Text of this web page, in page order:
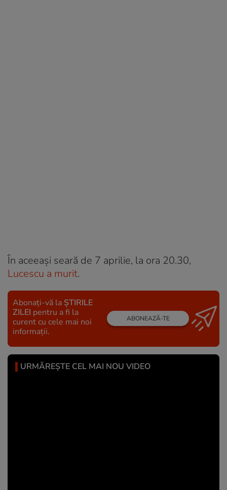
În aceeași seară de 7 aprilie, la ora 20.30,
Lucescu a murit.
Abonați-vă la ȘTIRILE
ZILEI pentru a fi la
curent cu cele mai noi
informații.
ABONEAZĂ-TE
URMĂREȘTE CEL MAI NOU VIDEO